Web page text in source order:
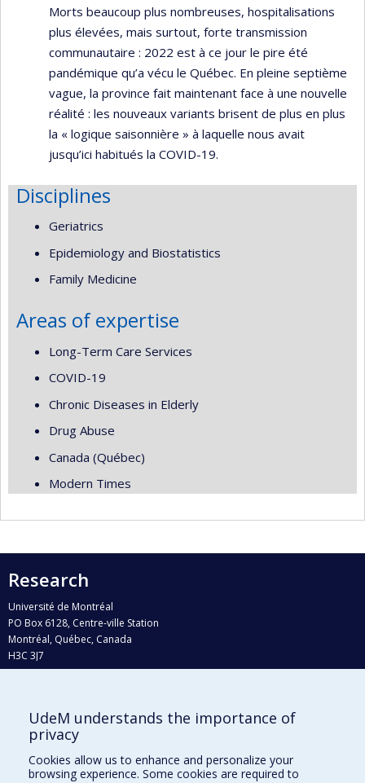
Morts beaucoup plus nombreuses, hospitalisations
plus élevées, mais surtout, forte transmission
communautaire : 2022 est à ce jour le pire été
pandémique qu’a vécu le Québec. En pleine septième
vague, la province fait maintenant face à une nouvelle
réalité : les nouveaux variants brisent de plus en plus
la « logique saisonnière » à laquelle nous avait
jusqu’ici habitués la COVID-19.
Disciplines
Geriatrics
Epidemiology and Biostatistics
Family Medicine
Areas of expertise
Long-Term Care Services
COVID-19
Chronic Diseases in Elderly
Drug Abuse
Canada (Québec)
Modern Times
Research
Université de Montréal
PO Box 6128, Centre-ville Station
Montréal, Québec, Canada
H3C 3J7
Who does what?
Find us
UdeM understands the importance of
privacy
Cookies allow us to enhance and personalize your
browsing experience. Some cookies are required to